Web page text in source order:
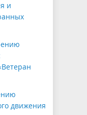
и
движения